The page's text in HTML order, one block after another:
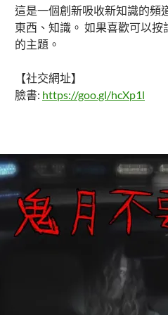
這是一個創新吸收新知識的頻
東西、知識。 如果喜歡可以
的主題。
【社交網址】
臉書: https://goo.gl/hcXp1l